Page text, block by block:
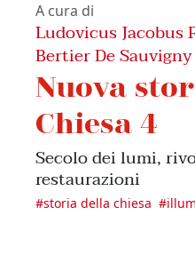
A cura di
Ludovicus Jacobus
Bertier De Sauvigny
Nuova
Chiesa 4
Secolo dei lumi,
restaurazioni
#storia della chiesa #